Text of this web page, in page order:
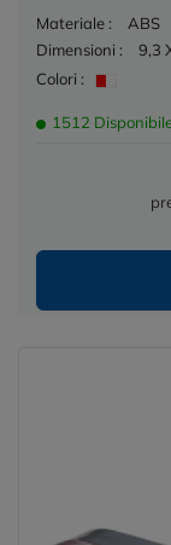
Materiale :
ABS
Dimensioni :
9,3
Colori :
1512